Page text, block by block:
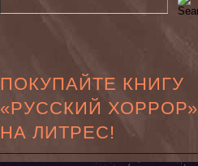
ПОКУПАЙТЕ КНИГУ
«РУССКИЙ ХОРРОР»
НА ЛИТРЕС!